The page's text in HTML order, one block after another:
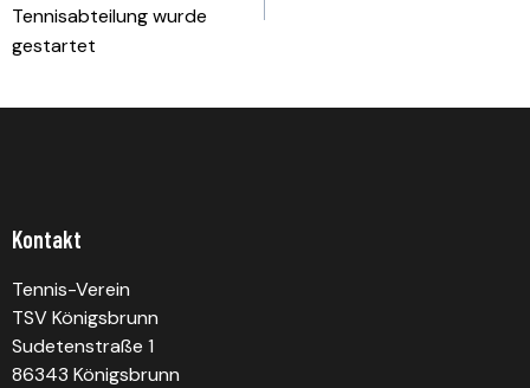
Tennisabteilung wurde
gestartet
Kontakt
Tennis-Verein
TSV Königsbrunn
Sudetenstraße 1
86343 Königsbrunn